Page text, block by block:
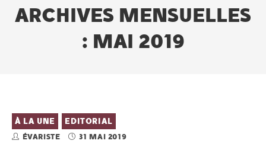
ARCHIVES MENSUELLES
: MAI 2019
À LA UNE EDITORIAL
ÉVARISTE 31 MAI 2019